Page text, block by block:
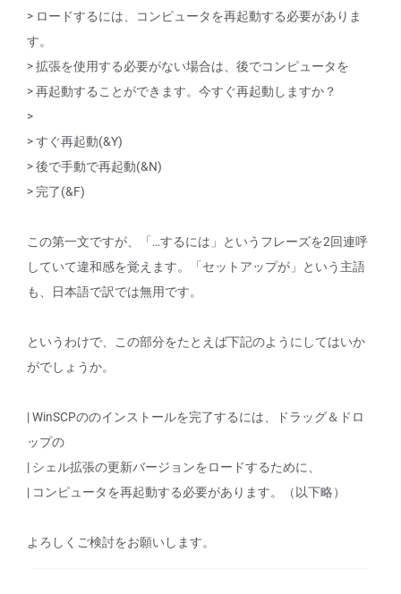
> ロードするには、コンピュータを再起動する必要がありま
す。
> 拡張を使用する必要がない場合は、後でコンピュータを
> 再起動することができます。今すぐ再起動しますか？
>
> すぐ再起動(&Y)
> 後で手動で再起動(&N)
> 完了(&F)
この第一文ですが、「…するには」というフレーズを2回連呼
していて違和感を覚えます。「セットアップが」という主語
も、日本語で訳では無用です。
というわけで、この部分をたとえば下記のようにしてはいか
がでしょうか。
| WinSCPののインストールを完了するには、ドラッグ＆ドロ
ップの
| シェル拡張の更新バージョンをロードするために、
| コンピュータを再起動する必要があります。（以下略）
よろしくご検討をお願いします。